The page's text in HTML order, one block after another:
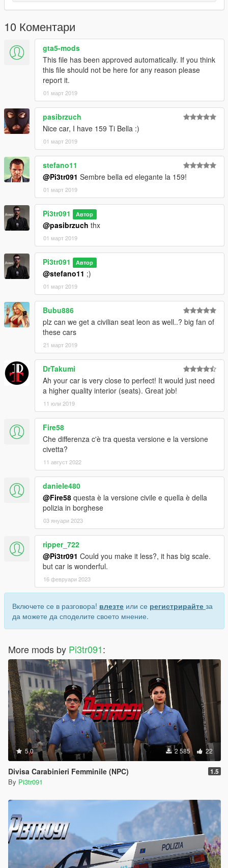
10 Коментари
gta5-mods
This file has been approved automatically. If you think
this file should not be here for any reason please
report it.
01 март 2019
pasibrzuch
Nice car, I have 159 Ti Bella :)
01 март 2019
stefano11
@Pi3tr091 Sembre bella ed elegante la 159!
01 март 2019
Pi3tr091 Автор
@pasibrzuch thx
01 март 2019
Pi3tr091 Автор
@stefano11 ;)
01 март 2019
Bubu886
plz can we get a civilian seat leon as well..? big fan of
these cars
21 март 2019
DrTakumi
Ah your car is very close to perfect! It would just need
a higher quality interior (seats). Great job!
11 юли 2019
Fire58
Che differenza c'è tra questa versione e la versione
civetta?
11 август 2022
daniele480
@Fire58 questa è la versione civile e quella è della
polizia in borghese
03 януари 2023
ripper_722
@Pi3tr091 Could you make it less?, it has big scale.
but car is wonderful.
16 февруари 2023
Включете се в разговора! влезте или се регистрирайте за
да можете да споделите своето мнение.
More mods by Pi3tr091:
5.0 2 585 22
Divisa Carabinieri Femminile (NPC) 1.5
By Pi3tr091